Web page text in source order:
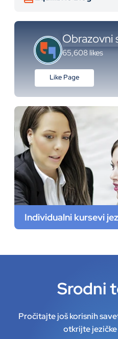
Obrazovni
65,608 likes
Like Page
Individualni kursevi
Srodni
Pročitajte još korisnih
otkrijte